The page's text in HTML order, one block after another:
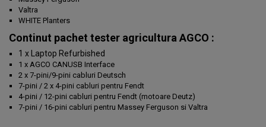
Valtra
WHITE Planters
Continut pachet tester agricultura AGCO :
1 x Laptop Refurbished
1 x AGCO CANUSB Interface
2 x 7-pini/9-pini cabluri Deutsch
7-pini / 2 x 4-pini cabluri pentru Fendt
4-pini / 12-pini cabluri pentru Fendt (motoare Deutz)
7-pini / 16-pini cabluri pentru Massey Ferguson si Valtra